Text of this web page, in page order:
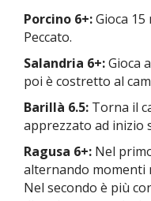
Porcino 6+:Gioca
Peccato.
Salandria 6+:Gioca
poi è costretto al
Barillà 6.5: Torna il
apprezzato ad inizio
Ragusa 6+: Nel
alternando momenti
Nel secondo è più